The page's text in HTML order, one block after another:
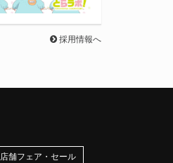
採用情報へ
店舗フェア・セール